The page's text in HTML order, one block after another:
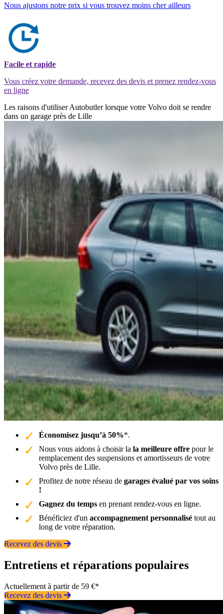
Nous ajustons notre prix si vous trouvez moins cher ailleurs
Facile et rapide
Vous créez votre demande, recevez des devis et prenez rendez-vous
en ligne
Les raisons d'utiliser Autobutler lorsque votre Volvo doit se rendre
dans un garage près de Lille
Économisez jusqu’à 50%*.
Nous vous aidons à choisir la la meilleure offre pour le
remplacement des suspensions et amortisseurs de votre
Volvo près de Lille.
Profitez de notre réseau de garages évalué par vos soins
!
Gagnez du temps en prenant rendez-vous en ligne.
Bénéficiez d'un accompagnement personnalisé tout au
long de votre réparation.
Recevez des devis
Entretiens et réparations populaires
Actuellement à partir de 59 €*
Recevez des devis